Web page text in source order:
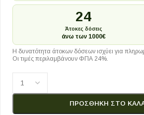
24
Άτοκες δόσεις
άνω των 1000€
Η δυνατότητα άτοκων δόσεων ισχύει για
Οι τιμές περιλαμβάνουν ΦΠΑ 24%.
ΠΡΟΣΘΉΚΗ ΣΤΟ